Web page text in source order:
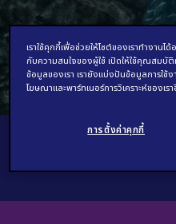
นโยบายการให้
นโยบายการให้บริการ
เราใช้คุกกี้เพื่อช่วยให้ไซต์ของเราทำงา
กับความสนใจของผู้ใช้ เปิดให้ใช้คุณสมบัติ
ข้อมูลของเรา เรายังแบ่งปันข้อมูลการใช้
โฆษณาและพาร์ทเนอร์การวิเคราะห์ของเร
การตั้งค่าคุกกี้